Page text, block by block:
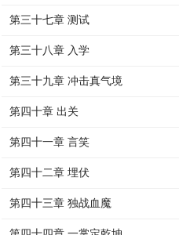
第三十七章 测试
第三十八章 入学
第三十九章 冲击真气境
第四十章 出关
第四十一章 言笑
第四十二章 埋伏
第四十三章 独战血魔